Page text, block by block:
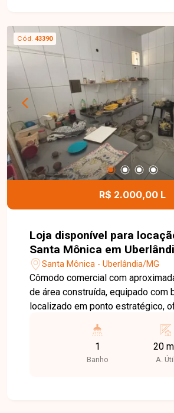
Cód. 43390
R$ 2.000,00 L
Loja disponível para
Santa Mônica em
Santa Mônica - Uberlândia/MG
Cômodo comercial com
de área construída, equipado com
localizado em ponto estratégico,
negócios ou escritórios.
1
Banho
20
A. Útil